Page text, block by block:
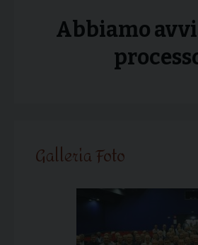
Abbiamo
Galleria Foto